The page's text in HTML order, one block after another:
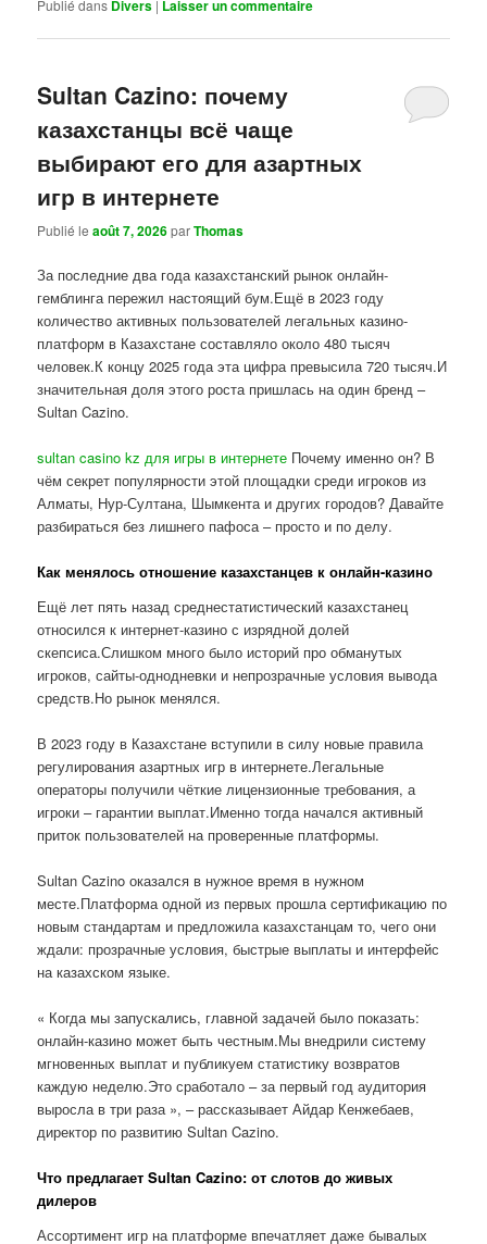
Publié dans Divers | Laisser un commentaire
Sultan Cazino: почему
казахстанцы всё чаще
выбирают его для азартных
игр в интернете
Publié leaoût 7, 2026parThomas
За последние два года казахстанский рынок онлайн-
гемблинга пережил настоящий бум.Ещё в 2023 году
количество активных пользователей легальных казино-
платформ в Казахстане составляло около 480 тысяч
человек.К концу 2025 года эта цифра превысила 720 тысяч.И
значительная доля этого роста пришлась на один бренд –
Sultan Cazino.
sultan casino kz для игры в интернете Почему именно он? В
чём секрет популярности этой площадки среди игроков из
Алматы, Нур-Султана, Шымкента и других городов? Давайте
разбираться без лишнего пафоса – просто и по делу.
Как менялось отношение казахстанцев к онлайн-казино
Ещё лет пять назад среднестатистический казахстанец
относился к интернет-казино с изрядной долей
скепсиса.Слишком много было историй про обманутых
игроков, сайты-однодневки и непрозрачные условия вывода
средств.Но рынок менялся.
В 2023 году в Казахстане вступили в силу новые правила
регулирования азартных игр в интернете.Легальные
операторы получили чёткие лицензионные требования, а
игроки – гарантии выплат.Именно тогда начался активный
приток пользователей на проверенные платформы.
Sultan Cazino оказался в нужное время в нужном
месте.Платформа одной из первых прошла сертификацию по
новым стандартам и предложила казахстанцам то, чего они
ждали: прозрачные условия, быстрые выплаты и интерфейс
на казахском языке.
« Когда мы запускались, главной задачей было показать:
онлайн-казино может быть честным.Мы внедрили систему
мгновенных выплат и публикуем статистику возвратов
каждую неделю.Это сработало – за первый год аудитория
выросла в три раза », – рассказывает Айдар Кенжебаев,
директор по развитию Sultan Cazino.
Что предлагает Sultan Cazino: от слотов до живых
дилеров
Ассортимент игр на платформе впечатляет даже бывалых